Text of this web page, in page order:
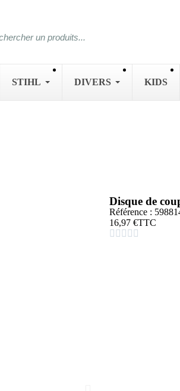
STIHL DIVERS KIDS
Disque de
Référence :
16,97 €TTC
    